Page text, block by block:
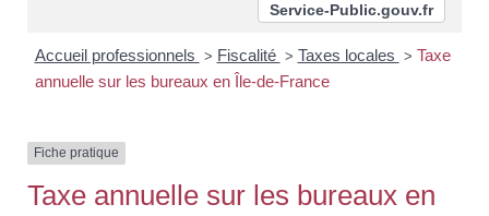
Service-Public.gouv.fr
Accueil professionnels > Fiscalité > Taxes locales > Taxe
annuelle sur les bureaux en Île-de-France
Fiche pratique
Taxe annuelle sur les bureaux en